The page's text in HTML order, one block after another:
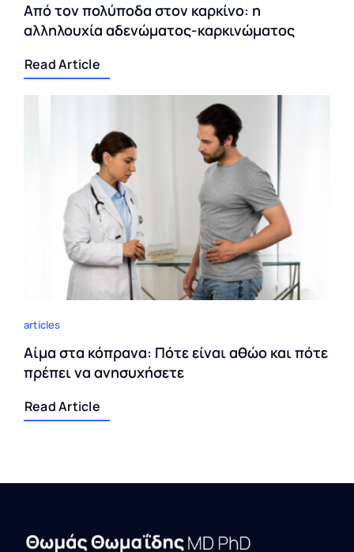
Από τον πολύποδα στον καρκίνο: η
αλληλουχία αδενώματος-καρκινώματος
Read Article
articles
Αίμα στα κόπρανα: Πότε είναι αθώο και πότε
πρέπει να ανησυχήσετε
Read Article